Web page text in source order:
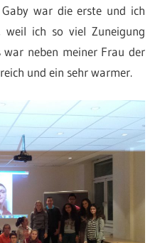
war die erste und ich
weil ich so viel Zuneigung
neben meiner Frau der
und ein sehr warmer.